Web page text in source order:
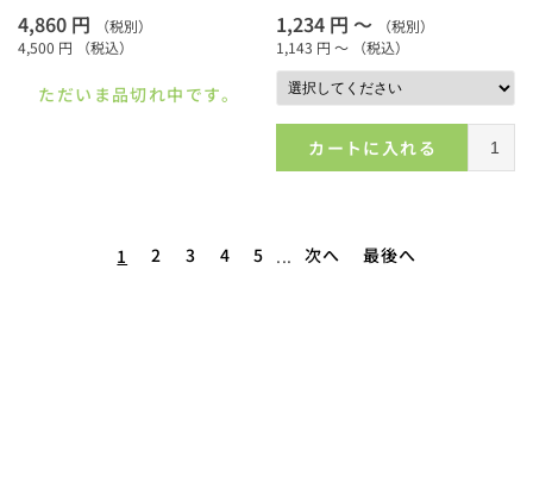
4,860 円
（税別）
4,500 円
（税込）
ただいま品切れ中です。
1,234 円 ～
（税別）
1,143 円 ～
（税込）
カートに入れる
1 2 3 4 5 ... 次へ 最後へ